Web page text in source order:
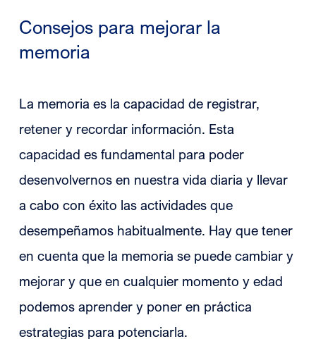
Consejos para mejorar la
memoria
La memoria es la capacidad de registrar,
retener y recordar información. Esta
capacidad es fundamental para poder
desenvolvernos en nuestra vida diaria y llevar
a cabo con éxito las actividades que
desempeñamos habitualmente. Hay que tener
en cuenta que la memoria se puede cambiar y
mejorar y que en cualquier momento y edad
podemos aprender y poner en práctica
estrategias para potenciarla.